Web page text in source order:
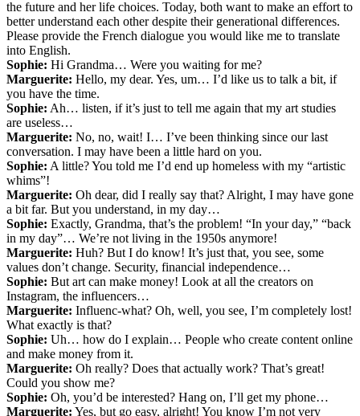
the future and her life choices. Today, both want to make an effort to
better understand each other despite their generational differences.
Please provide the French dialogue you would like me to translate
into English.
Sophie: Hi Grandma… Were you waiting for me?
Marguerite: Hello, my dear. Yes, um… I’d like us to talk a bit, if
you have the time.
Sophie: Ah… listen, if it’s just to tell me again that my art studies
are useless…
Marguerite: No, no, wait! I… I’ve been thinking since our last
conversation. I may have been a little hard on you.
Sophie: A little? You told me I’d end up homeless with my “artistic
whims”!
Marguerite: Oh dear, did I really say that? Alright, I may have gone
a bit far. But you understand, in my day…
Sophie: Exactly, Grandma, that’s the problem! “In your day,” “back
in my day”… We’re not living in the 1950s anymore!
Marguerite: Huh? But I do know! It’s just that, you see, some
values don’t change. Security, financial independence…
Sophie: But art can make money! Look at all the creators on
Instagram, the influencers…
Marguerite: Influenc-what? Oh, well, you see, I’m completely lost!
What exactly is that?
Sophie: Uh… how do I explain… People who create content online
and make money from it.
Marguerite: Oh really? Does that actually work? That’s great!
Could you show me?
Sophie: Oh, you’d be interested? Hang on, I’ll get my phone…
Marguerite: Yes, but go easy, alright! You know I’m not very